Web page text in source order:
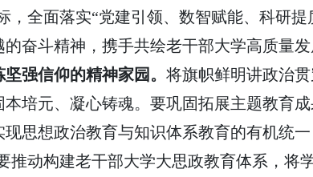
，全面落实“党建引领、数智赋能、科研
奋斗精神，携手共绘老干部大学高质量发
强信仰的精神家园。 将旗帜鲜明讲政治
培元、凝心铸魂。要巩固拓展主题教育
思想政治教育与知识体系教育的有机统
推动构建老干部大学大思政教育体系，将